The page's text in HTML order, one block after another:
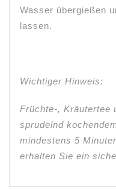
Wasser übergießen
lassen.
Wichtiger Hinweis:
Früchte-, Kräutertee
sprudelnd
mindestens 5
erhalten Sie ein